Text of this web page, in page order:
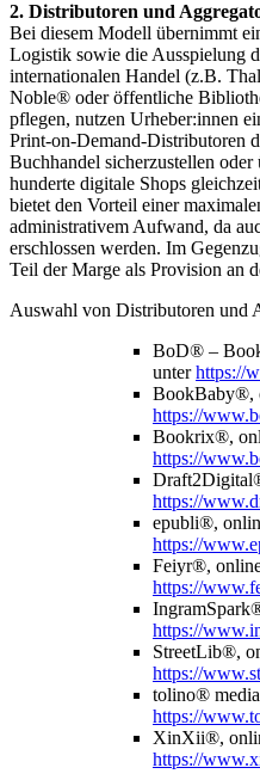
2. Distributoren und
Bei diesem Modell übernimmt
Logistik sowie die Ausspielung
internationalen Handel (z.B.
Noble® oder öffentliche
pflegen, nutzen Urheber:innen
Print-on-Demand-Distributoren
Buchhandel sicherzustellen
hunderte digitale Shops
bietet den Vorteil einer
administrativem Aufwand, da
erschlossen werden. Im
Teil der Marge als Provision an
Auswahl von Distributoren und
BoD® –
unterhttps://
BookBaby®,
https://
Bookrix®,
https://
https://
epubli®,
https://
Feiyr®,
https://
https://
StreetLib®,
https://
tolino®
https://
XinXii®,
https://